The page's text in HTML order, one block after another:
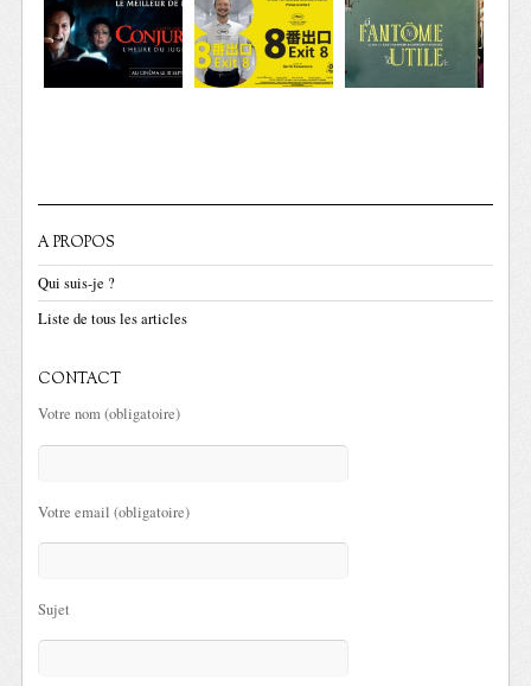
A PROPOS
Qui suis-je ?
Liste de tous les articles
CONTACT
Votre nom (obligatoire)
Votre email (obligatoire)
Sujet